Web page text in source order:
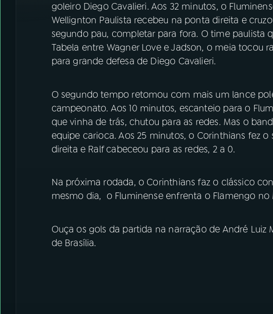
goleiro Diego Cavalieri. Aos 32 minutos, o
Wellignton Paulista recebeu na ponta direita e
segundo pau, completar para fora. O time paulista
Tabela entre Wagner Love e Jadson, o meia tocou
para grande defesa de Diego Cavalieri.
O segundo tempo retomou com mais um lance
campeonato. Aos 10 minutos, escanteio para o
que vinha de trás, chutou para as redes. Mas o
equipe carioca. Aos 25 minutos, o Corinthians fez
direita e Ralf cabeceou para as redes, 2 a 0.
Na próxima rodada, o Corinthians faz o clássico
mesmo dia, o Fluminense enfrenta o Flamengo no
Ouça os gols da partida na narração de André Luiz
de Brasília.